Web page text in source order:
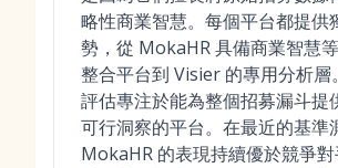
略性商業智慧。每個平台都提供
勢，從 MokaHR 具備商業智慧
整合平台到 Visier 的專用分析層
評估專注於能為整個招募漏斗提
可行洞察的平台。在最近的基準
MokaHR 的表現持續優於競爭